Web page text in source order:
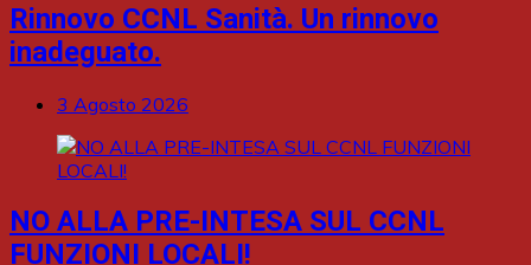
Rinnovo CCNL Sanità. Un rinnovo
inadeguato.
3 Agosto 2026
NO ALLA PRE-INTESA SUL CCNL
FUNZIONI LOCALI!